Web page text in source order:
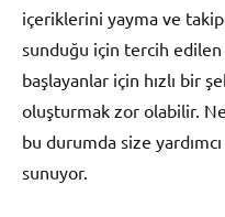
içeriklerini yayma ve
sunduğu için tercih edilen
başlayanlar için hızlı bir
oluşturmak zor olabilir.
bu durumda size
sunuyor.